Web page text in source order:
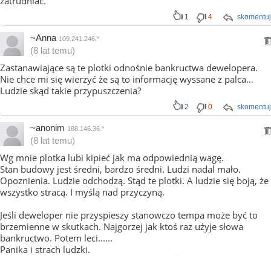
skomentuj
1 4
~Anna 109.241.246.*
(8 lat temu)
Zastanawiające są te plotki odnośnie bankructwa dewelopera.
Nie chce mi się wierzyć że są to informację wyssane z palca...
Ludzie skąd takie przypuszczenia?
skomentuj
2 0
~anonim 188.146.36.*
(8 lat temu)
Wg mnie plotka lubi kipieć jak ma odpowiednią wagę.
Stan budowy jest średni, bardzo średni. Ludzi nadal mało.
Opoznienia. Ludzie odchodzą. Stąd te plotki. A ludzie się boją, że
wszystko stracą. I myślą nad przyczyną.
Jeśli deweloper nie przyspieszy stanowczo tempa może być to
brzemienne w skutkach. Najgorzej jak ktoś raz użyje słowa
bankructwo. Potem leci......
Panika i strach ludzki.